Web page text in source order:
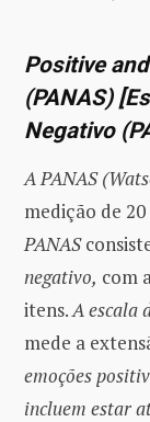
Positive
(PANAS)
Negativo
A PANAS
medição de
PANAS
negativo, com
itens.A escala
mede a
emoções
incluem estar